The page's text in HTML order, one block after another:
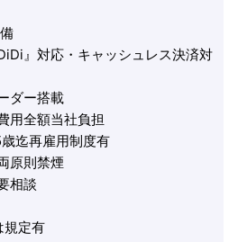
』対応・キャッシュレス決済対
ダー搭載
用全額当社負担
迄再雇用制度有
原則禁煙
相談
規定有